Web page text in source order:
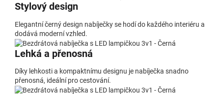
Stylový design
Elegantní černý design nabíječky se hodí do každého interiéru a
dodává moderní vzhled.
Lehká a přenosná
Díky lehkosti a kompaktnímu designu je nabíječka snadno
přenosná, ideální pro cestování.